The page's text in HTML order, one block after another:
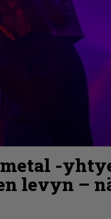
-
levyn –